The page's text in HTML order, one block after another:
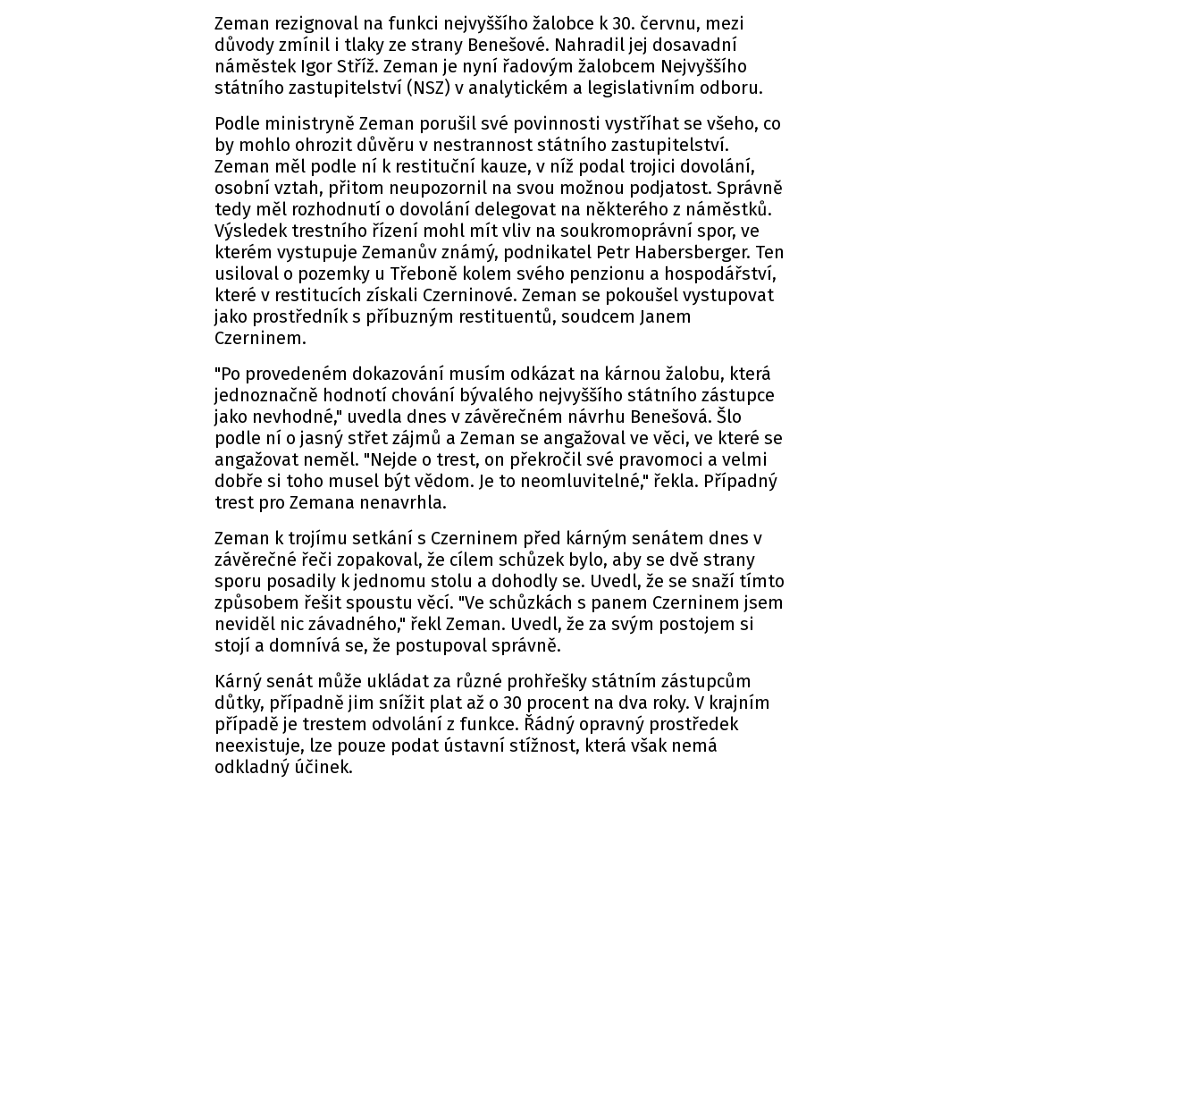
Zeman rezignoval na funkci nejvyššího žalobce k 30. červnu, mezi
důvody zmínil i tlaky ze strany Benešové. Nahradil jej dosavadní
náměstek Igor Stříž. Zeman je nyní řadovým žalobcem Nejvyššího
státního zastupitelství (NSZ) v analytickém a legislativním odboru.
Podle ministryně Zeman porušil své povinnosti vystříhat se všeho, co
by mohlo ohrozit důvěru v nestrannost státního zastupitelství.
Zeman měl podle ní k restituční kauze, v níž podal trojici dovolání,
osobní vztah, přitom neupozornil na svou možnou podjatost. Správně
tedy měl rozhodnutí o dovolání delegovat na některého z náměstků.
Výsledek trestního řízení mohl mít vliv na soukromoprávní spor, ve
kterém vystupuje Zemanův známý, podnikatel Petr Habersberger. Ten
usiloval o pozemky u Třeboně kolem svého penzionu a hospodářství,
které v restitucích získali Czerninové. Zeman se pokoušel vystupovat
jako prostředník s příbuzným restituentů, soudcem Janem
Czerninem.
"Po provedeném dokazování musím odkázat na kárnou žalobu, která
jednoznačně hodnotí chování bývalého nejvyššího státního zástupce
jako nevhodné," uvedla dnes v závěrečném návrhu Benešová. Šlo
podle ní o jasný střet zájmů a Zeman se angažoval ve věci, ve které se
angažovat neměl. "Nejde o trest, on překročil své pravomoci a velmi
dobře si toho musel být vědom. Je to neomluvitelné," řekla. Případný
trest pro Zemana nenavrhla.
Zeman k trojímu setkání s Czerninem před kárným senátem dnes v
závěrečné řeči zopakoval, že cílem schůzek bylo, aby se dvě strany
sporu posadily k jednomu stolu a dohodly se. Uvedl, že se snaží tímto
způsobem řešit spoustu věcí. "Ve schůzkách s panem Czerninem jsem
neviděl nic závadného," řekl Zeman. Uvedl, že za svým postojem si
stojí a domnívá se, že postupoval správně.
Kárný senát může ukládat za různé prohřešky státním zástupcům
důtky, případně jim snížit plat až o 30 procent na dva roky. V krajním
případě je trestem odvolání z funkce. Řádný opravný prostředek
neexistuje, lze pouze podat ústavní stížnost, která však nemá
odkladný účinek.